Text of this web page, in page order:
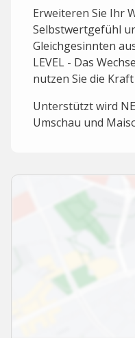
Erweiteren Sie Ihr
Selbstwertgefühl
Gleichgesinnten
LEVEL - Das
nutzen Sie die
Unterstützt wird
Umschau und